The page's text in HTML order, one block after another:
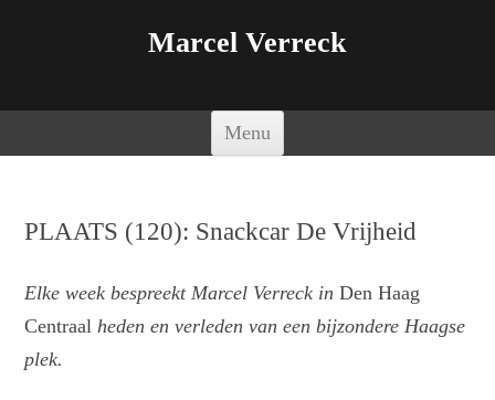
Marcel Verreck
Menu
PLAATS (120): Snackcar De Vrijheid
Elke week bespreekt Marcel Verreck in Den Haag
Centraal heden en verleden van een bijzondere Haagse
plek.